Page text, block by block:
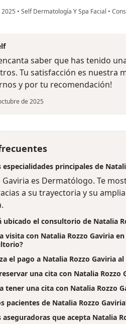
• Self Dermatología Y Spa Facial •
saber que has tenido
Tu satisfacción es nuestra
y por tu recomendación!
de 2025
especialidades principales de
Gaviria es Dermatólogo. Te
a su trayectoria y su
ubicado el consultorio de Natalia
visita con Natalia Rozzo Gaviria
el pago a Natalia Rozzo Gaviria
una cita con Natalia Rozzo
tener una cita con Natalia Rozzo
pacientes de Natalia Rozzo
aseguradoras que acepta Natalia